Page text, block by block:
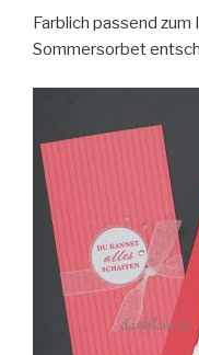
Farblich passend zum
Sommersorbet